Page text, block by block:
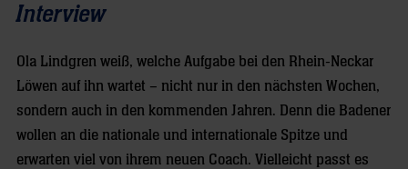
Interview
Ola Lindgren weiß, welche Aufgabe bei den Rhein-Neckar
Löwen auf ihn wartet – nicht nur in den nächsten Wochen,
sondern auch in den kommenden Jahren. Denn die Badener
wollen an die nationale und internationale Spitze und
erwarten viel von ihrem neuen Coach. Vielleicht passt es